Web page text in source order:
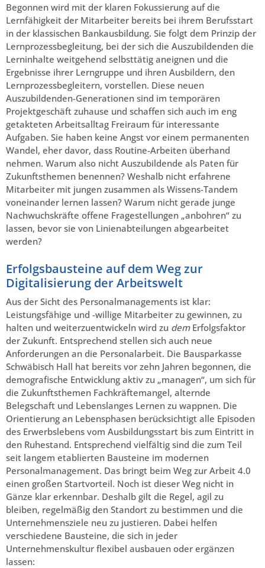
Begonnen wird mit der klaren Fokussierung auf die
Lernfähigkeit der Mitarbeiter bereits bei ihrem Berufsstart
in der klassischen Bankausbildung. Sie folgt dem Prinzip der
Lernprozessbegleitung, bei der sich die Auszubildenden die
Lerninhalte weitgehend selbsttätig aneignen und die
Ergebnisse ihrer Lerngruppe und ihren Ausbildern, den
Lernprozessbegleitern, vorstellen. Diese neuen
Auszubildenden­-Generationen sind im temporären
Projektgeschäft zuhause und schaffen sich auch im eng
getakteten Arbeitsalltag Freiraum für interessante
Aufgaben. Sie haben keine Angst vor einem permanenten
Wandel, eher davor, dass Routine-Arbeiten überhand
nehmen. Warum also nicht Auszubildende als Paten für
Zukunftsthemen benennen? Weshalb nicht erfahrene
Mitarbeiter mit jungen zusammen als Wissens-Tandem
voneinander lernen lassen? Warum nicht gerade junge
Nachwuchskräfte offene Fragestellungen „anbohren“ zu
lassen, bevor sie von Linienabteilungen abgearbeitet
werden?
Erfolgsbausteine auf dem Weg zur
Digitalisierung der Arbeitswelt
Aus der Sicht des Personalmanagements ist klar:
Leistungsfähige und -willige Mitarbeiter zu gewin­nen, zu
halten und weiterzuentwickeln wird zu demErfolgsfaktor
der Zukunft. Entsprechend stellen sich auch neue
Anforderungen an die Personalarbeit. Die Bausparkasse
Schwäbisch Hall hat bereits vor zehn Jahren begonnen, die
demografische Entwicklung aktiv zu „managen“, um sich für
die Zukunftsthemen Fachkräftemangel, alternde
Belegschaft und Lebenslanges Lernen zu wappnen. Die
Orientierung an Lebensphasen berücksichtigt alle Episoden
des Erwerbslebens vom Ausbildungsstart bis zum Eintritt in
den Ruhestand. Entsprechend vielfältig sind die zum Teil
seit langem etablierten Bausteine im modernen
Personalmanagement. Das bringt beim Weg zur Arbeit 4.0
einen großen Startvorteil. Noch ist dieser Weg nicht in
Gänze klar erkennbar. Deshalb gilt die Regel, agil zu
bleiben, regelmäßig den Standort zu bestimmen und die
Unternehmensziele neu zu justieren. Dabei helfen
verschiedene Bausteine, die sich in jeder
Unternehmenskultur flexibel ausbauen oder ergänzen
lassen: